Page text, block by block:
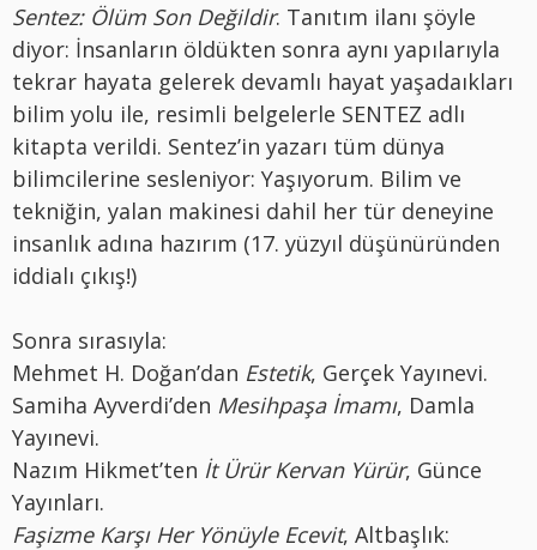
Sentez: Ölüm Son Değildir. Tanıtım ilanı şöyle
diyor: İnsanların öldükten sonra aynı yapılarıyla
tekrar hayata gelerek devamlı hayat yaşadaıkları
bilim yolu ile, resimli belgelerle SENTEZ adlı
kitapta verildi. Sentez’in yazarı tüm dünya
bilimcilerine sesleniyor: Yaşıyorum. Bilim ve
tekniğin, yalan makinesi dahil her tür deneyine
insanlık adına hazırım (17. yüzyıl düşünüründen
iddialı çıkış!)
Sonra sırasıyla:
Mehmet H. Doğan’dan Estetik, Gerçek Yayınevi.
Samiha Ayverdi’den Mesihpaşa İmamı, Damla
Yayınevi.
Nazım Hikmet’ten İt Ürür Kervan Yürür, Günce
Yayınları.
Faşizme Karşı Her Yönüyle Ecevit, Altbaşlık: